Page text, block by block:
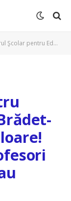
Brădet-Săcele a căpătat culoare! 60 de voluntari, profesori și cadre din școală au desenat pereții